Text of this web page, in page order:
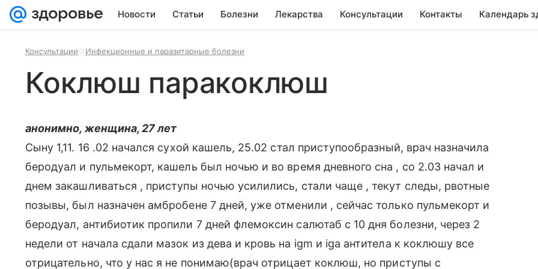
Новости Статьи Болезни Лекарства Консультации Контакты Календарь
Консультации Инфекционные и паразитарные болезни
Коклюш паракоклюш
анонимно, женщина, 27 лет
Сыну 1,11. 16 .02 начался сухой кашель, 25.02 стал приступообразный, врач назначила
беродуал и пульмекорт, кашель был ночью и во время дневного сна , со 2.03 начал и
днем закашливаться , приступы ночью усилились, стали чаще , текут следы, рвотные
позывы, был назначен амбробене 7 дней, уже отменили , сейчас только пульмекорт и
беродуал, антибиотик пропили 7 дней флемоксин салютаб с 10 дня болезни, через 2
недели от начала сдали мазок из дева и кровь на igm и iga антитела к коклюшу все
отрицательно, что у нас я не понимаю(врач отрицает коклюш, но приступы с